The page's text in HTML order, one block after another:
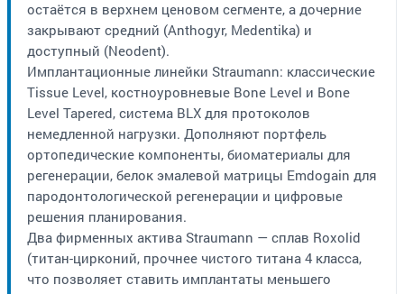
остаётся в верхнем ценовом сегменте, а дочерние
закрывают средний (Anthogyr, Medentika) и
доступный (Neodent).
Имплантационные линейки Straumann: классические
Tissue Level, костноуровневые Bone Level и Bone
Level Tapered, система BLX для протоколов
немедленной нагрузки. Дополняют портфель
ортопедические компоненты, биоматериалы для
регенерации, белок эмалевой матрицы Emdogain для
пародонтологической регенерации и цифровые
решения планирования.
Два фирменных актива Straumann — сплав Roxolid
(титан-цирконий, прочнее чистого титана 4 класса,
что позволяет ставить имплантаты меньшего